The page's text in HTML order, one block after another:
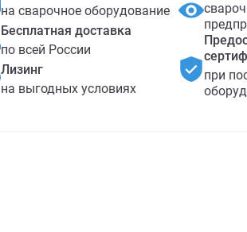
на сварочное оборудование
Бесплатная доставка
по всей России
Лизинг
на выгодных условиях
при